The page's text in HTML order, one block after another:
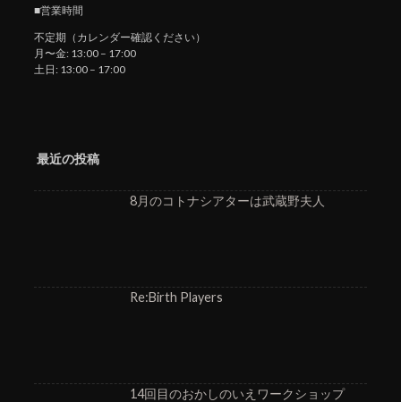
■営業時間
不定期（カレンダー確認ください）
月〜金: 13:00 – 17:00
土日: 13:00 – 17:00
最近の投稿
8月のコトナシアターは武蔵野夫人
Re:Birth Players
14回目のおかしのいえワークショップ